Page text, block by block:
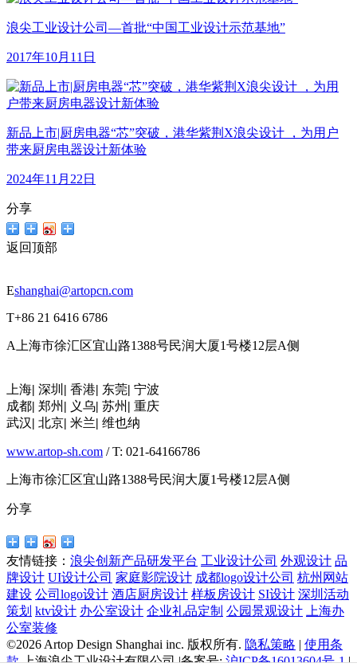
浪尖工业设计公司—首批“中国工业设计示范基地”
2017年10月11日
新品上市|厨房电器“芯”突破，港华紫荆X浪尖设计 ，为用户
带来厨房电器设计新体验
2024年11月22日
分享
返回顶部
Eshanghai@artopcn.com
T+86 21 6416 6786
A 上海市徐汇区宜山路1388号民润大厦1号楼12层A侧
上海| 深圳 | 香港| 东莞| 宁波
成都| 郑州 | 义乌| 苏州 | 重庆
武汉| 北京| 米兰| 维也纳
www.artop-sh.com / T: 021-64166786
上海市徐汇区宜山路1388号民润大厦1号楼12层A侧
分享
友情链接： 浪尖创新产品研发平台 工业设计公司 外观设计 品
牌设计 UI设计公司 家庭影院设计 成都logo设计公司 杭州网站
建设 公司logo设计 酒店厨房设计 样板房设计 SI设计 深圳活动
策划 ktv设计 办公室设计 企业礼品定制 公园景观设计
上海办
公室装修
©2026 Artop Design Shanghai inc. 版权所有. 隐私策略 | 使用条
款上海浪尖工业设计有限公司 |备案号:沪ICP备16013604号-1|